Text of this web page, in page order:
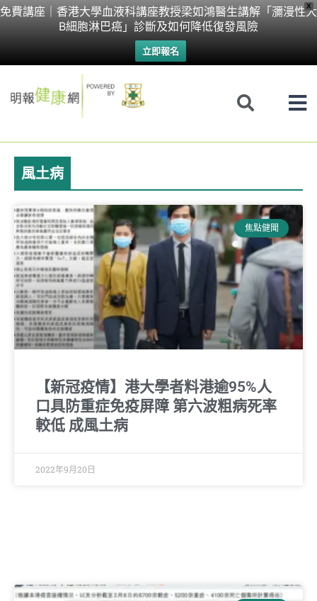
X
免費講座｜香港大學血液科講座教授梁如鴻醫生講解「瀰漫性大
B細胞淋巴癌」診斷及如何降低復發風險
立即報名
Skip
風土病
焦點健聞
【新冠疫情】港大學者料港逾95%人
口具防重症免疫屏障 第六波粗病死率
較低 成風土病
2022年9月20日